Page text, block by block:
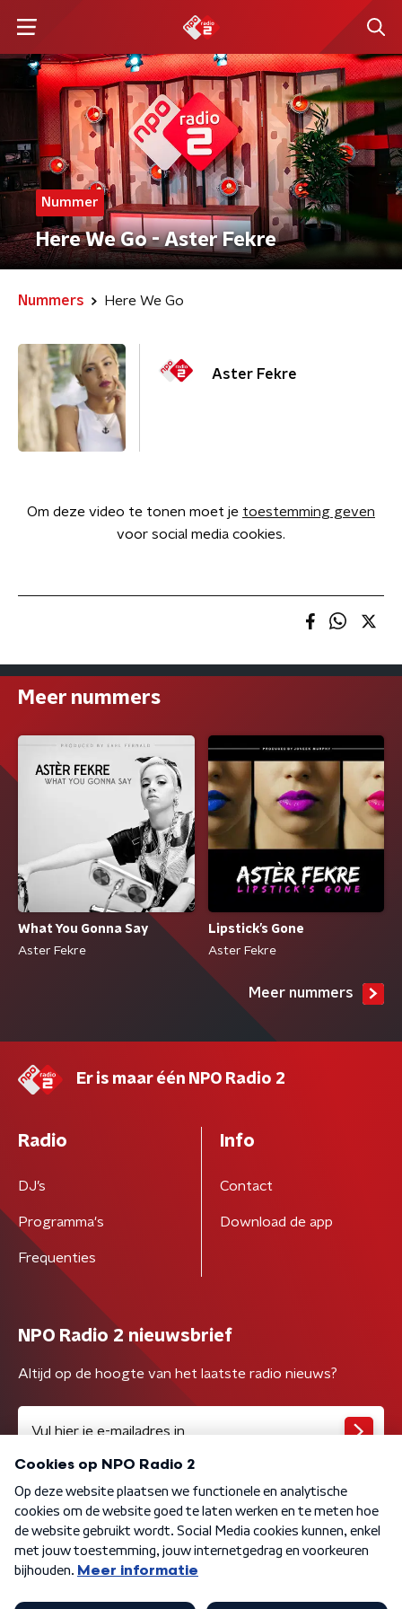
Nummer
Here We Go - Aster Fekre
Nummers Here We Go
Aster Fekre
Om deze video te tonen moet je toestemming geven
voor social media cookies.
Meer nummers
What You Gonna Say
Aster Fekre
Lipstick’s Gone
Aster Fekre
Meer nummers
Er is maar één NPO Radio 2
Radio
DJ’s
Programma's
Frequenties
Info
Contact
Download de app
NPO Radio 2 nieuwsbrief
Altijd op de hoogte van het laatste radio nieuws?
Algemene voorwaarden